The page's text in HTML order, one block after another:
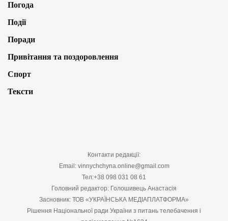
Погода
Події
Поради
Привітання та поздоровлення
Спорт
Тексти
Контакти редакції:
Email: vinnychchyna.online@gmail.com
Тел:+38 098 031 08 61
Головний редактор: Голошивець Анастасія
Засновник: ТОВ «УКРАЇНСЬКА МЕДІАПЛАТФОРМА»
Рішення Національної ради України з питань телебачення і